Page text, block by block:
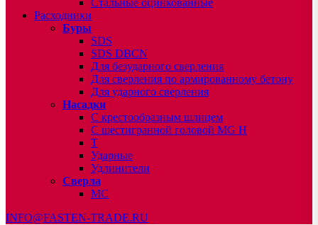
Стальные оцинкованные
Расходники
Буры
SDS
SDS DBCN
Для безударного сверления
Для сверления по армированному бетону
Для ударного сверления
Насадки
С крестообразным шлицем
С шестигранной головой MG H
T
Ударные
Удлинители
Сверла
МС
INFO@FASTEN-TRADE.RU